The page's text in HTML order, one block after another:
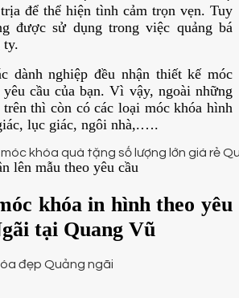
để thể hiện tình cảm trọn vẹn. Tuy
được sử dụng trong việc quảng bá
ty.
dành nghiệp đều nhận thiết kế móc
cầu của bạn. Vì vậy, ngoài những
thì còn có các loại móc khóa hình
lục giác, ngôi nhà,.….
lên mẫu theo yêu cầu
khóa in hình theo yêu
tại Quang Vũ